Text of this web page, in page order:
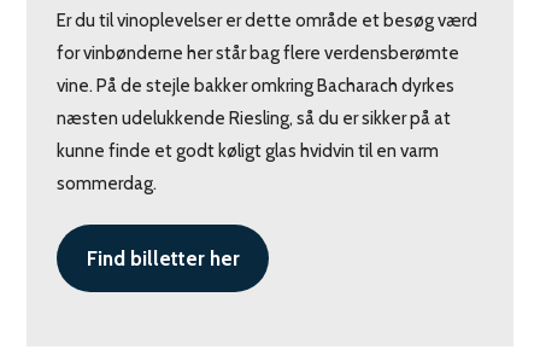
Er du til vinoplevelser er dette område et besøg værd
for vinbønderne her står bag flere verdensberømte
vine. På de stejle bakker omkring Bacharach dyrkes
næsten udelukkende Riesling, så du er sikker på at
kunne finde et godt køligt glas hvidvin til en varm
sommerdag.
Find billetter her